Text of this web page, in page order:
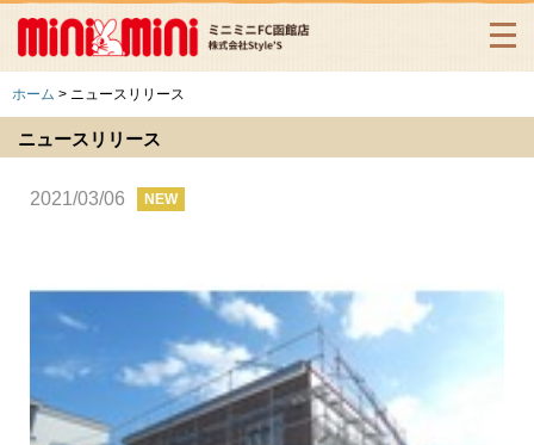
ホーム > ニュースリリース
ニュースリリース
2021/03/06